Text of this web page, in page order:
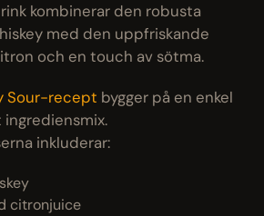
kombinerar den robusta
med den uppfriskande
och en touch av sötma.
Sour-recept bygger på en enkel
inkluderar:
citronjuice